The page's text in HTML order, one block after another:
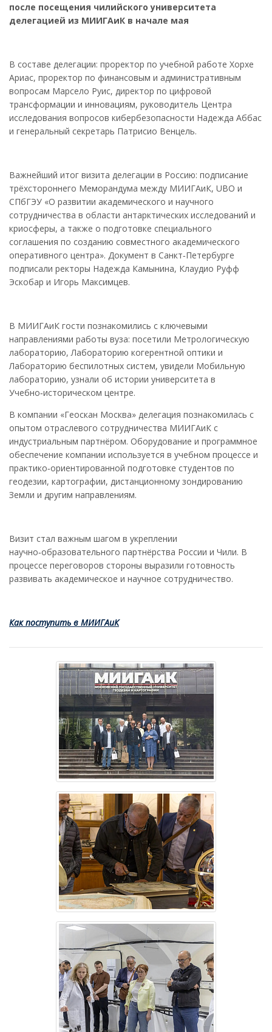
после посещения чилийского университета
делегацией из МИИГАиК в начале мая
В составе делегации: проректор по учебной работе Хорхе
Ариас, проректор по финансовым и административным
вопросам Марсело Руис, директор по цифровой
трансформации и инновациям, руководитель Центра
исследования вопросов кибербезопасности Надежда Аббас
и генеральный секретарь Патрисио Венцель.
Важнейший итог визита делегации в Россию: подписание
трёхстороннего Меморандума между МИИГАиК, UBO и
СПбГЭУ «О развитии академического и научного
сотрудничества в области антарктических исследований и
криосферы, а также о подготовке специального
соглашения по созданию совместного академического
оперативного центра». Документ в Санкт‑Петербурге
подписали ректоры Надежда Камынина, Клаудио Руфф
Эскобар и Игорь Максимцев.
В МИИГАиК гости познакомились с ключевыми
направлениями работы вуза: посетили Метрологическую
лабораторию, Лабораторию когерентной оптики и
Лабораторию беспилотных систем, увидели Мобильную
лабораторию, узнали об истории университета в
Учебно‑историческом центре.
В компании «Геоскан Москва» делегация познакомилась с
опытом отраслевого сотрудничества МИИГАиК с
индустриальным партнёром. Оборудование и программное
обеспечение компании используется в учебном процессе и
практико‑ориентированной подготовке студентов по
геодезии, картографии, дистанционному зондированию
Земли и другим направлениям.
Визит стал важным шагом в укреплении
научно‑образовательного партнёрства России и Чили. В
процессе переговоров стороны выразили готовность
развивать академическое и научное сотрудничество.
Как поступить в МИИГАиК